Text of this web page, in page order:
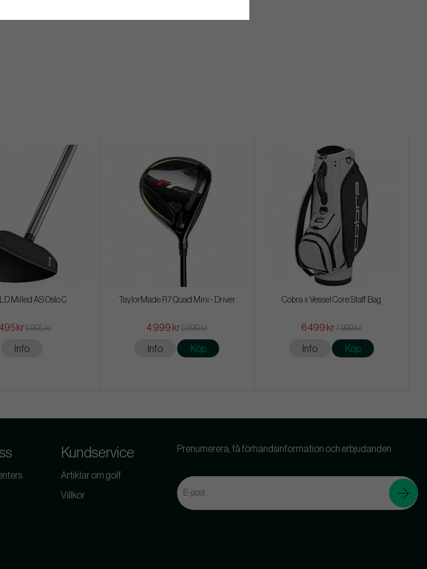
Milled AS Oslo C
kr6 995 kr
Info
TaylorMade R7 Quad Mini - Driver
4 999 kr5 899 kr
Info Köp
Cobra x Vessel Core Staff Bag
6 499 kr7 999 kr
Info Köp
Kundservice
Artiklar om golf
Villkor
Prenumerera, få förhandsinformation och erbjudanden.